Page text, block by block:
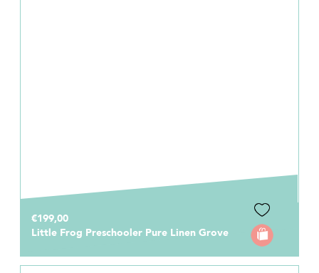
€199,00
Little Frog Preschooler Pure Linen Grove